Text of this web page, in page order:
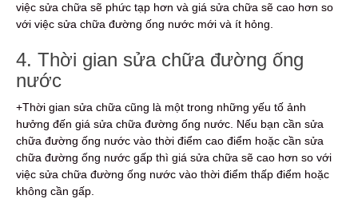
việc sửa chữa sẽ phức tạp hơn và giá sửa chữa sẽ cao hơn so
với việc sửa chữa đường ống nước mới và ít hỏng.
4. Thời gian sửa chữa đường ống
nước
+Thời gian sửa chữa cũng là một trong những yếu tố ảnh
hưởng đến giá sửa chữa đường ống nước. Nếu bạn cần sửa
chữa đường ống nước vào thời điểm cao điểm hoặc cần sửa
chữa đường ống nước gấp thì giá sửa chữa sẽ cao hơn so với
việc sửa chữa đường ống nước vào thời điểm thấp điểm hoặc
không cần gấp.